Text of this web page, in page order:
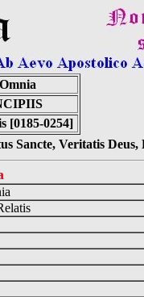
[0185-0254]
Sancte, Veritatis